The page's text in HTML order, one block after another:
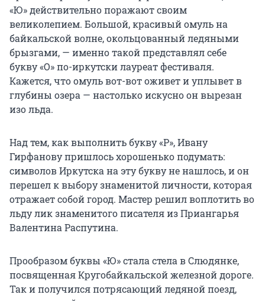
«Ю» действительно поражают своим
великолепием. Большой, красивый омуль на
байкальской волне, окольцованный ледяными
брызгами, — именно такой представлял себе
букву «О» по-иркутски лауреат фестиваля.
Кажется, что омуль вот-вот оживет и уплывет в
глубины озера — настолько искусно он вырезан
изо льда.
Над тем, как выполнить букву «Р», Ивану
Гирфанову пришлось хорошенько подумать:
символов Иркутска на эту букву не нашлось, и он
перешел к выбору знаменитой личности, которая
отражает собой город. Мастер решил воплотить во
льду лик знаменитого писателя из Приангарья
Валентина Распутина.
Прообразом буквы «Ю» стала стела в Слюдянке,
посвященная Кругобайкальской железной дороге.
Так и получился потрясающий ледяной поезд,